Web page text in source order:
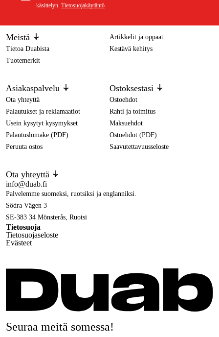
käsittelyn. Tietosuojakäytäntö
Meistä
Tietoa Duabista
Tuotemerkit
Artikkelit ja oppaat
Kestävä kehitys
Asiakaspalvelu
Ota yhteyttä
Palautukset ja reklamaatiot
Usein kysytyt kysymykset
Palautuslomake (PDF)
Peruuta ostos
Ostoksestasi
Ostoehdot
Rahti ja toimitus
Maksuehdot
Ostoehdot (PDF)
Saavutettavuusseloste
Ota yhteyttä
info@duab.fi
Palvelemme suomeksi, ruotsiksi ja englanniksi.
Södra Vägen 3
SE-383 34 Mönsterås, Ruotsi
Tietosuoja
Tietosuojaseloste
Evästeet
Seuraa meitä somessa!